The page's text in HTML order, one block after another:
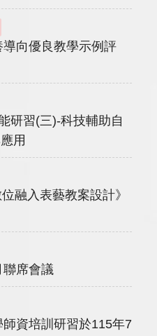
向優良教學示例評
研習(三)-科技輔助自
用
融入表藝教案設計》
席會議
資培訓研習於115年7